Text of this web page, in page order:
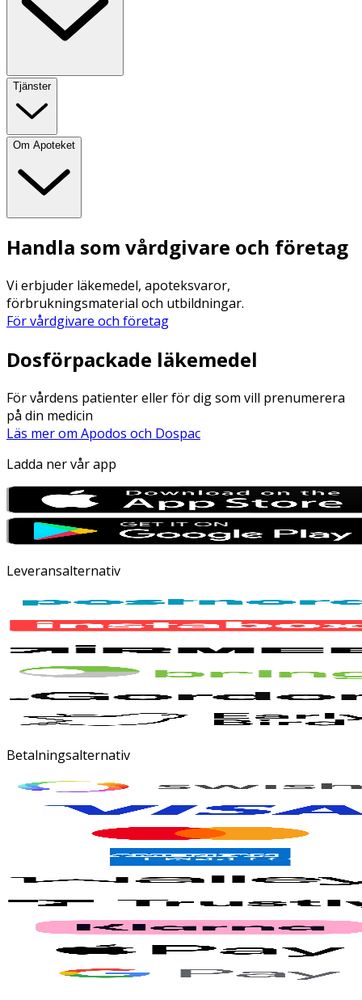
Tjänster
Om Apoteket
Handla som vårdgivare och företag
Vi erbjuder läkemedel, apoteksvaror,
förbrukningsmaterial och utbildningar.
För vårdgivare och företag
Dosförpackade läkemedel
För vårdens patienter eller för dig som vill prenumerera
på din medicin
Läs mer om Apodos och Dospac
Ladda ner vår app
Leveransalternativ
Betalningsalternativ